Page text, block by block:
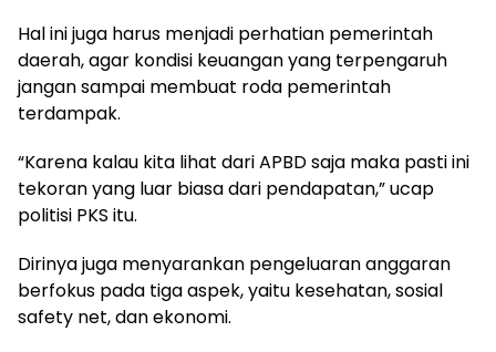
Hal ini juga harus menjadi perhatian pemerintah
daerah, agar kondisi keuangan yang terpengaruh
jangan sampai membuat roda pemerintah
terdampak.
“Karena kalau kita lihat dari APBD saja maka pasti ini
tekoran yang luar biasa dari pendapatan,” ucap
politisi PKS itu.
Dirinya juga menyarankan pengeluaran anggaran
berfokus pada tiga aspek, yaitu kesehatan, sosial
safety net, dan ekonomi.